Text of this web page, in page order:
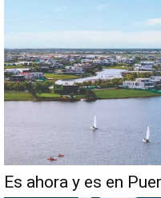
Es ahora y es en